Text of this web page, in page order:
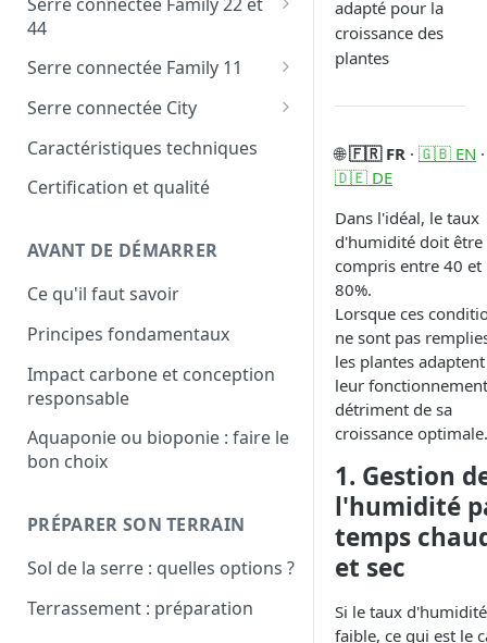
44
Les modules personnalisés
Serre connectée Family 11
Les modules personnalisés
Serre connectée City
Les modules personnalisés
Caractéristiques techniques
Certification et qualité
AVANT DE DÉMARRER
Ce qu'il faut savoir
Principes fondamentaux
Impact carbone et conception
responsable
Aquaponie ou bioponie : faire le
bon choix
PRÉPARER SON TERRAIN
Sol de la serre : quelles options ?
Terrassement : préparation
adapté pour la
croissance des
plantes
🌐🇫🇷 FR · 🇬🇧 EN ·
🇩🇪 DE
Dans l'idéal, le taux
d'humidité doit être
compris entre 40 et
80%.
Lorsque ces
ne sont pas
les plantes adaptent
leur
détriment de sa
croissance optimale.
1. Gestion
l'humidité
temps
et sec
Si le taux
faible, ce qui est le